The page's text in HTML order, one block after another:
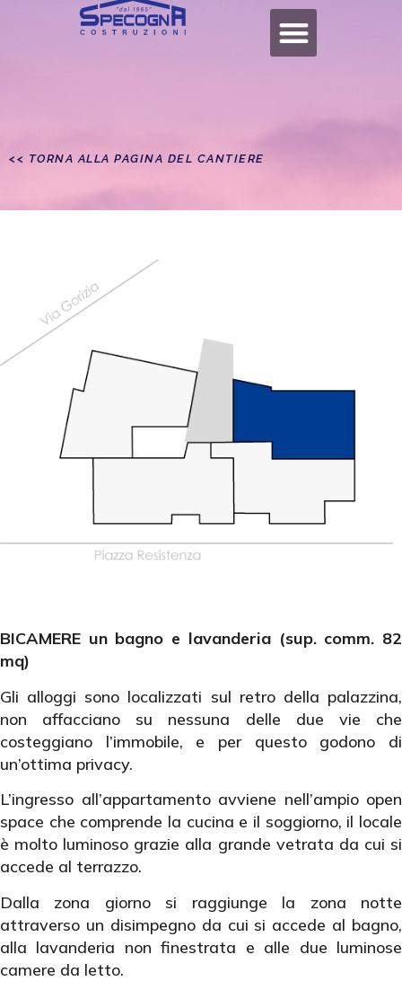
<< TORNA ALLA PAGINA DEL CANTIERE
BICAMERE un bagno e lavanderia (sup. comm. 82
mq)
Gli alloggi sono localizzati sul retro della palazzina,
non affacciano su nessuna delle due vie che
costeggiano l’immobile, e per questo godono di
un’ottima privacy.
L’ingresso all’appartamento avviene nell’ampio open
space che comprende la cucina e il soggiorno, il locale
è molto luminoso grazie alla grande vetrata da cui si
accede al terrazzo.
Dalla zona giorno si raggiunge la zona notte
attraverso un disimpegno da cui si accede al bagno,
alla lavanderia non finestrata e alle due luminose
camere da letto.